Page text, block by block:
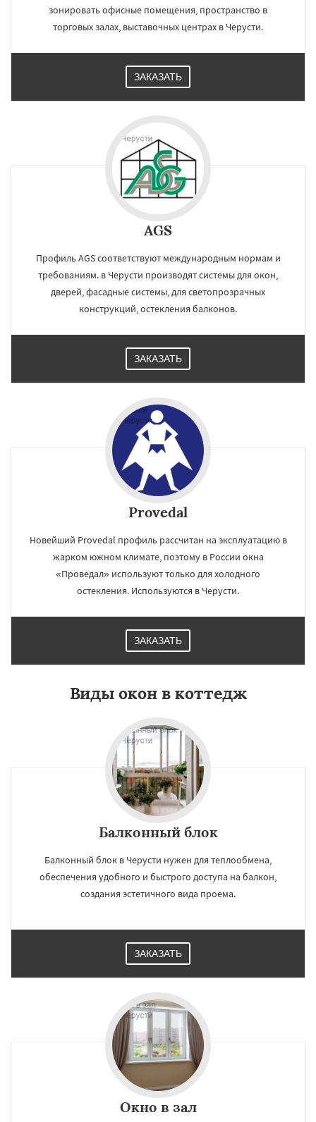
×
зонировать офисные помещения, пространство в
торговых залах, выставочных центрах в Черусти.
ЗАКАЗАТЬ
AGS
Профиль AGS соответствуют международным нормам и
требованиям. в Черусти производят системы для окон,
дверей, фасадные системы, для светопрозрачных
конструкций, остекления балконов.
ЗАКАЗАТЬ
Provedal
Новейший Provedal профиль рассчитан на эксплуатацию в
жарком южном климате, поэтому в России окна
«Проведал» используют только для холодного
остекления. Используются в Черусти.
ЗАКАЗАТЬ
Виды окон в коттедж
Балконный блок
Балконный блок в Черусти нужен для теплообмена,
обеспечения удобного и быстрого доступа на балкон,
создания эстетичного вида проема.
ЗАКАЗАТЬ
Окно в зал
×